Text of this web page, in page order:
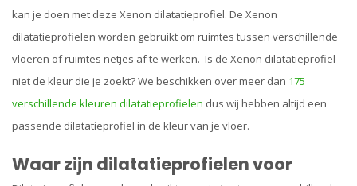
kan je doen met deze Xenon dilatatieprofiel. De Xenon
dilatatieprofielen worden gebruikt om ruimtes tussen verschillende
vloeren of ruimtes netjes af te werken. Is de Xenon dilatatieprofiel
niet de kleur die je zoekt? We beschikken over meer dan 175
verschillende kleuren dilatatieprofielen dus wij hebben altijd een
passende dilatatieprofiel in de kleur van je vloer.
Waar zijn dilatatieprofielen voor